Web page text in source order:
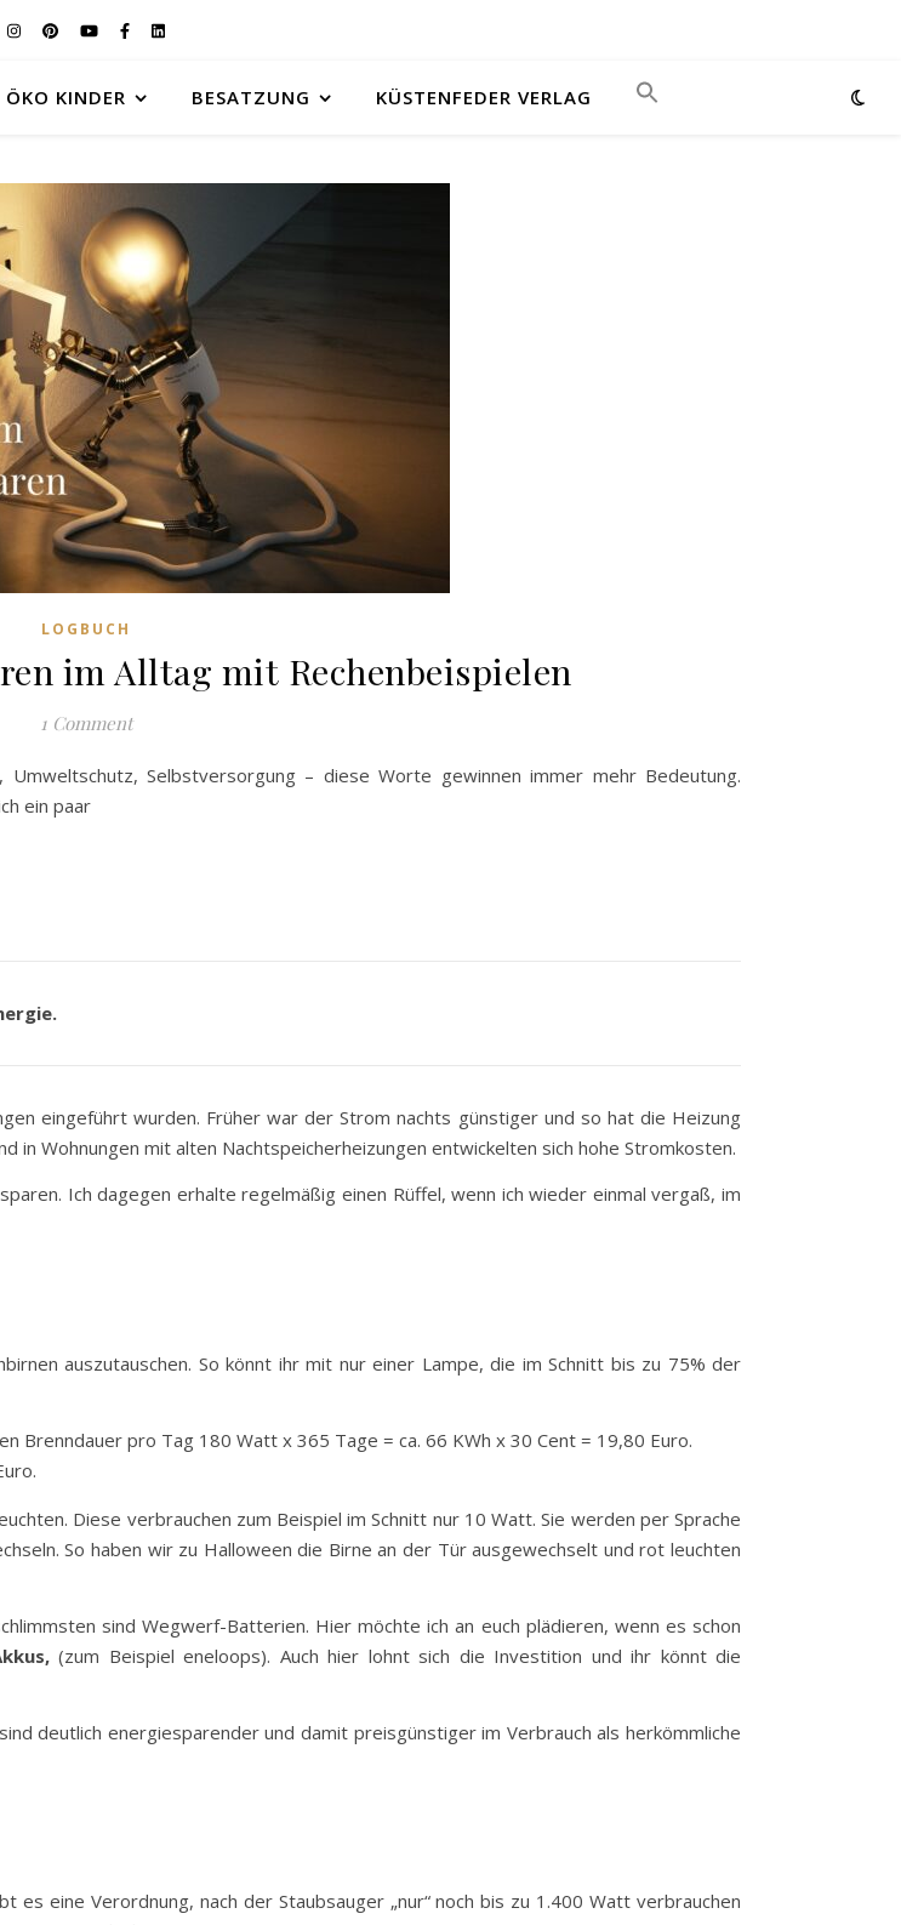
ÖKO KINDER BESATZUNG KÜSTENFEDER VERLAG
LOGBUCH
im Alltag mit Rechenbeispielen
1 Comment
Umweltschutz, Selbstversorgung – diese Worte gewinnen immer mehr Bedeutung.
ein paar
eingeführt wurden. Früher war der Strom nachts günstiger und so hat die Heizung
in Wohnungen mit alten Nachtspeicherheizungen entwickelten sich hohe Stromkosten.
Ich dagegen erhalte regelmäßig einen Rüffel, wenn ich wieder einmal vergaß, im
auszutauschen. So könnt ihr mit nur einer Lampe, die im Schnitt bis zu 75% der
Brenndauer pro Tag 180 Watt x 365 Tage = ca. 66 KWh x 30 Cent = 19,80 Euro.
Diese verbrauchen zum Beispiel im Schnitt nur 10 Watt. Sie werden per Sprache
So haben wir zu Halloween die Birne an der Tür ausgewechselt und rot leuchten
sind Wegwerf-Batterien. Hier möchte ich an euch plädieren, wenn es schon
(zum Beispiel eneloops). Auch hier lohnt sich die Investition und ihr könnt die
deutlich energiesparender und damit preisgünstiger im Verbrauch als herkömmliche
eine Verordnung, nach der Staubsauger „nur“ noch bis zu 1.400 Watt verbrauchen